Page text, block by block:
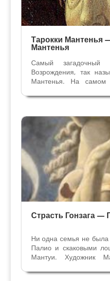
Тарокки Мантенья
Мантенья
Самый загадочный
Возрождения, так
Мантенья. На
замечательным
Мантенья? Из-за
Династии
Мантуя и
Страсть Гонзага —
Ни одна семья не была
Палио и скаковыми
Мантуи. Художник
мастерски